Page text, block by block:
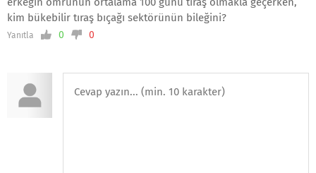
kim bükebilir tıraş bıçağı sektörünün bileğini?
Yanıtla 0 0